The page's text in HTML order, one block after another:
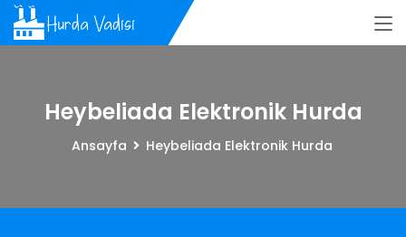
Heybeliada Elektronik Hurda
Ansayfa Heybeliada Elektronik Hurda